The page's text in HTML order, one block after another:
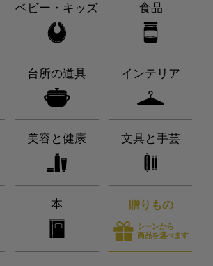
ベビー・キッズ 食品
台所の道具 インテリア
美容と健康 文具と手芸
本 贈りもの
シーンから
商品を選べます